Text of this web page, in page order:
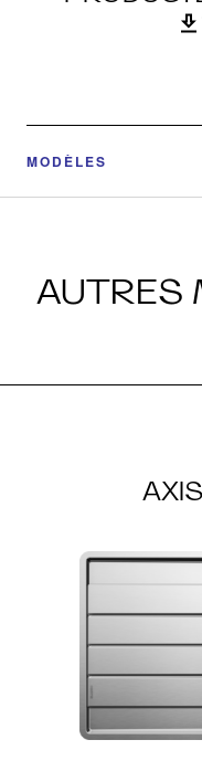
MODÈLES
AUTRES